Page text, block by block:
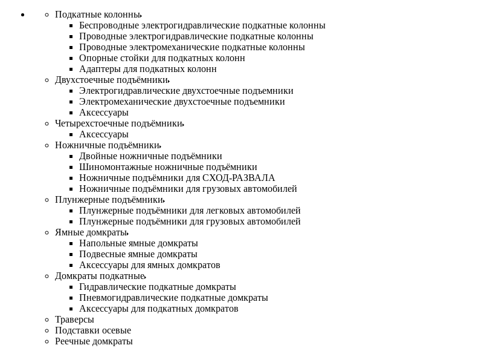
Подкатные колонны
Беспроводные электрогидравлические подкатные колонны
Проводные электрогидравлические подкатные колонны
Проводные электромеханические подкатные колонны
Опорные стойки для подкатных колонн
Адаптеры для подкатных колонн
Двухстоечные подъёмники
Электрогидравлические двухстоечные подъемники
Электромеханические двухстоечные подъемники
Аксессуары
Четырехстоечные подъёмники
Аксессуары
Ножничные подъёмники
Двойные ножничные подъёмники
Шиномонтажные ножничные подъёмники
Ножничные подъёмники для СХОД-РАЗВАЛА
Ножничные подъёмники для грузовых автомобилей
Плунжерные подъёмники
Плунжерные подъёмники для легковых автомобилей
Плунжерные подъёмники для грузовых автомобилей
Ямные домкраты
Напольные ямные домкраты
Подвесные ямные домкраты
Аксессуары для ямных домкратов
Домкраты подкатные
Гидравлические подкатные домкраты
Пневмогидравлические подкатные домкраты
Аксессуары для подкатных домкратов
Траверсы
Подставки осевые
Реечные домкраты